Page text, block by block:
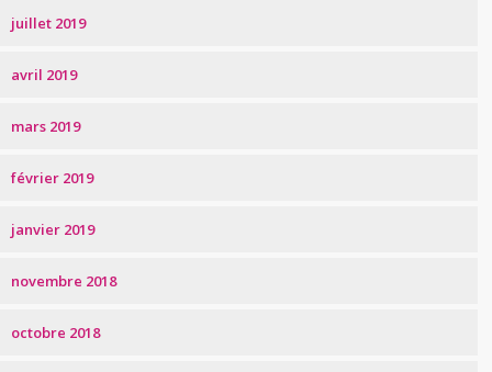
juillet 2019
avril 2019
mars 2019
février 2019
janvier 2019
novembre 2018
octobre 2018